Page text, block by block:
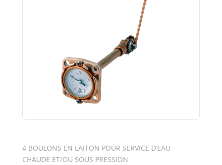
4 BOULONS EN LAITON POUR SERVICE D’EAU
CHAUDE ET/OU SOUS PRESSION